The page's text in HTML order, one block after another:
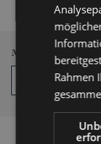
Menge
Auf
Rahmen